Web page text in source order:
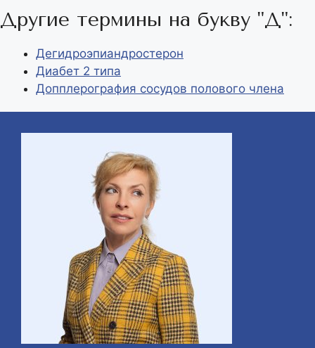
m
p
p
y
L
i
n
п
р
а
в
Другие термины на букву "Д":
Дегидроэпиандростерон
Диабет 2 типа
Допплерография сосудов полового члена